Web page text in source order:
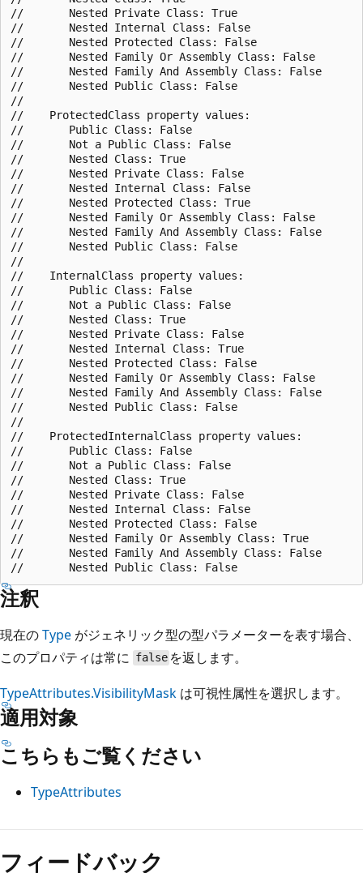
//       Nested Private Class: True
//       Nested Internal Class: False
//       Nested Protected Class: False
//       Nested Family Or Assembly Class: False
//       Nested Family And Assembly Class: False
//       Nested Public Class: False
//
//    ProtectedClass property values:
//       Public Class: False
//       Not a Public Class: False
//       Nested Class: True
//       Nested Private Class: False
//       Nested Internal Class: False
//       Nested Protected Class: True
//       Nested Family Or Assembly Class: False
//       Nested Family And Assembly Class: False
//       Nested Public Class: False
//
//    InternalClass property values:
//       Public Class: False
//       Not a Public Class: False
//       Nested Class: True
//       Nested Private Class: False
//       Nested Internal Class: True
//       Nested Protected Class: False
//       Nested Family Or Assembly Class: False
//       Nested Family And Assembly Class: False
//       Nested Public Class: False
//
//    ProtectedInternalClass property values:
//       Public Class: False
//       Not a Public Class: False
//       Nested Class: True
//       Nested Private Class: False
//       Nested Internal Class: False
//       Nested Protected Class: False
//       Nested Family Or Assembly Class: True
//       Nested Family And Assembly Class: False
注釈
現在のType がジェネリック型の型パラメーターを表す場合、
このプロパティは常に false を返します。
TypeAttributes.VisibilityMask は可視性属性を選択します。
適用対象
こちらもご覧ください
TypeAttributes
読
フィードバック